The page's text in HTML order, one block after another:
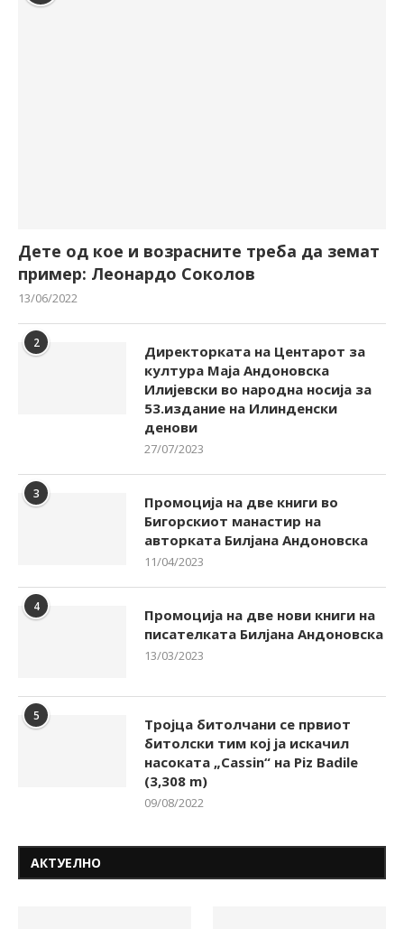
Дете од кое и возрасните треба да земат
пример: Леонардо Соколов
13/06/2022
2
Директорката на Центарот за
култура Маја Андоновска
Илијевски во народна носија за
53.издание на Илинденски
денови
27/07/2023
3
Промоција на две книги во
Бигорскиот манастир на
авторката Билјана Андоновска
11/04/2023
4
Промоција на две нови книги на
писателката Билјана Андоновска
13/03/2023
5
Тројца битолчани се првиот
битолски тим кој ја искачил
насоката „Cassin“ на Piz Badile
(3,308 m)
09/08/2022
АКТУЕЛНО